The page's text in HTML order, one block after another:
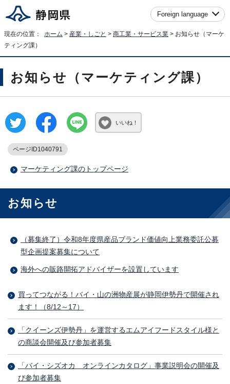
Foreign language
現在の位置： ホーム > 産業・しごと > 商工業・サービス業 > お知らせ（マーケ
ティング課）
お知らせ（マーケティング課）
いいね！
ページID1040791
マーケティング課のトップページ
お知らせ
（募集終了）令和8年度県産品ブランド価値向上業務委託公募
型企画提案募集について
海外への販路開拓アドバイザーを設置しています
買ってつながる！バイ・山の洲物産展が静岡伊勢丹で開催され
ます！（8/12～17）
「クイーンズ伊勢丹」を運営するエムアイフードスタイル様と
の商談会開催及び参加者募集
「バイ・シズオカ オンラインカタログ」事業説明会の開催及
び参加者募集